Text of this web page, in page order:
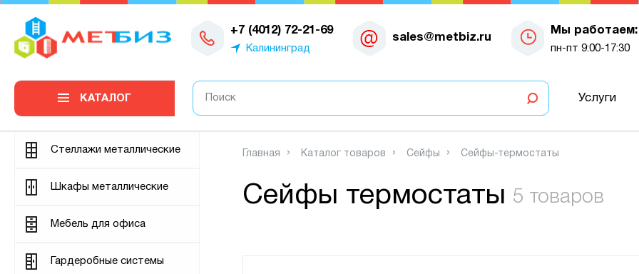
+7 (4012) 72-21-69
Калининград
sales@metbiz.ru
Мы работаем:
пн-пт 9:00-17:30
0
КАТАЛОГ Услуги
Стеллажи металлические
Шкафы металлические
Мебель для офиса
Гардеробные системы
Главная Каталог товаров Сейфы Сейфы-термостаты
Сейфы термостаты 5 товаров